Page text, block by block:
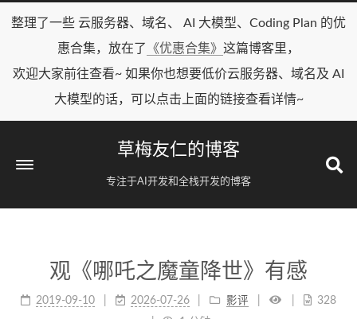
整理了一些 云服务器、域名、 AI 大模型、Coding Plan 的优
惠合集，放在了
《优惠合集》 这篇博客里，
欢迎大家前往查看~ 如果你也想要低价云服务器、域名及 AI
大模型的话，可以点击上面的链接查看详情~
草梅友仁的博客
专注于AI开发和全栈开发的博客
观《哪吒之魔童降世》有感
2019-09-10 2026-07-26 影评
328